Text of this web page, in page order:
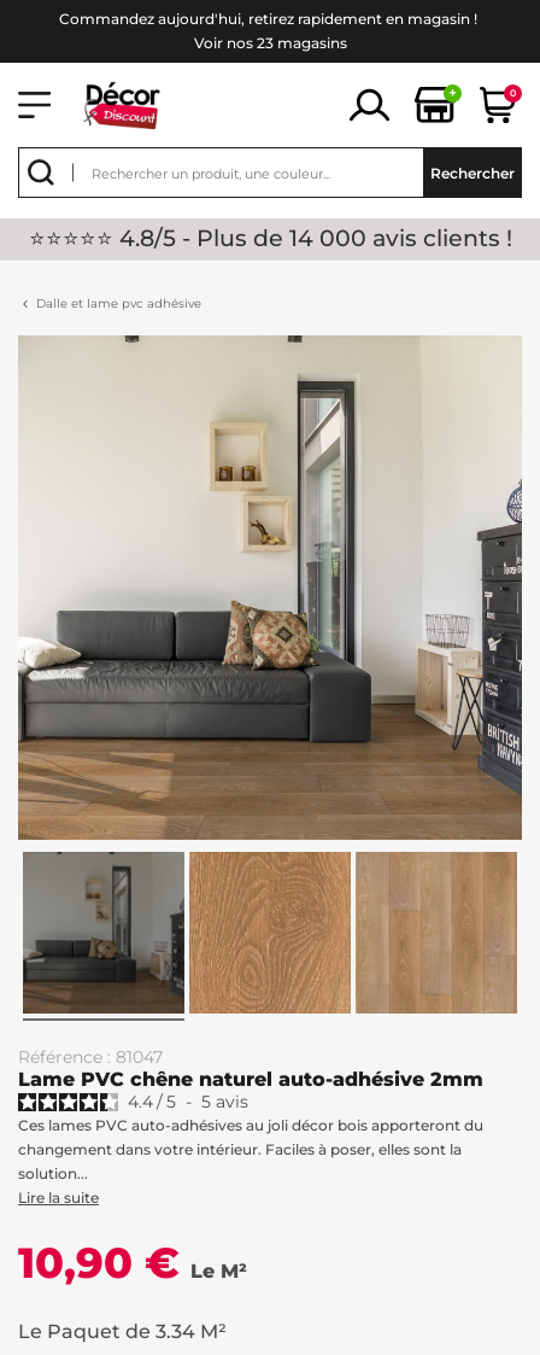
Commandez aujourd'hui, retirez rapidement en magasin !
Voir nos 23 magasins
+ 0
Rechercher
⭐⭐⭐⭐⭐ 4.8/5 - Plus de 14 000 avis clients !
Dalle et lame pvc adhésive
Référence : 81047
Lame PVC chêne naturel auto-adhésive 2mm
4.4/5 - 5 avis
Ces lames PVC auto-adhésives au joli décor bois apporteront du
changement dans votre intérieur. Faciles à poser, elles sont la
solution...
Lire la suite
10,90 € Le M²
Le Paquet de 3.34 M²